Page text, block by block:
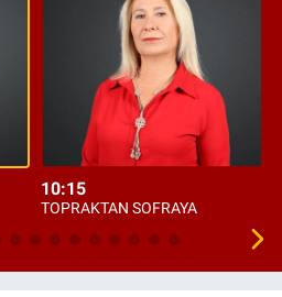
10:15
TOPRAKTAN SOFRAYA